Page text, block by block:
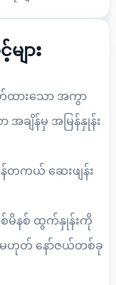
ား
ထားသော အကွာ
အချိန်မှ အမြန်နှုန်း
တကယ် ဆေးဖျန်း
စ်မိနစ် ထွက်နှုန်းကို
သို့မဟုတ် နော်ဇယ်တစ်ခု